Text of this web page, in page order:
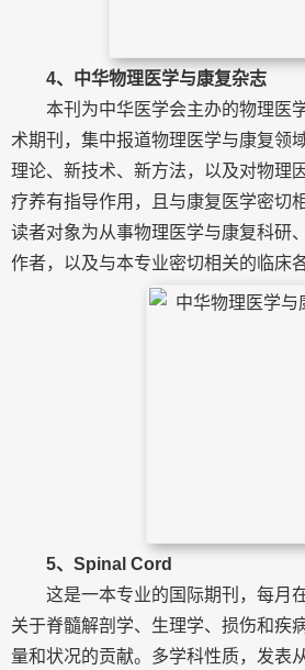
4、中华物理医学与康复杂志
本刊为中华医学会主办的物理医
术期刊，集中报道物理医学与康复领
理论、新技术、新方法，以及对物理
疗养有指导作用，且与康复医学密切
读者对象为从事物理医学与康复科研
作者，以及与本专业密切相关的临床
5、Spinal Cord
这是一本专业的国际期刊，每月
关于脊髓解剖学、生理学、损伤和疾
量和状况的贡献。多学科性质，发表